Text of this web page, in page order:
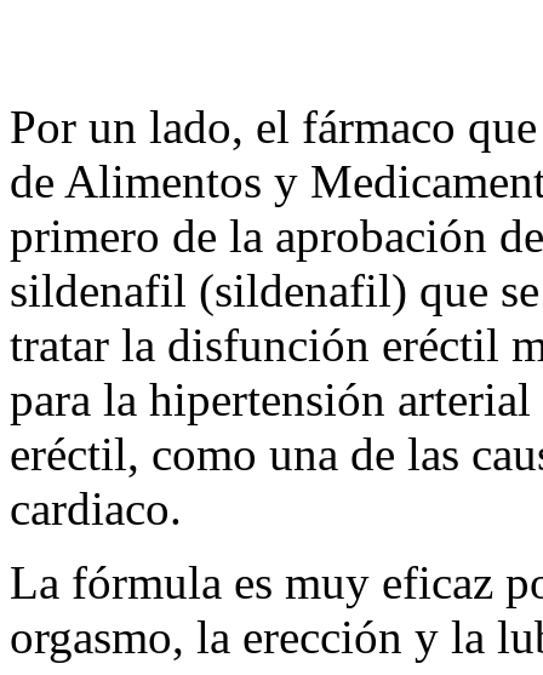
Por un lado, el fármaco
de Alimentos y
primero de la aprobación
sildenafil (sildenafil) que
tratar la disfunción eréctil
para la hipertensión
eréctil, como una de las
cardiaco.
La fórmula es muy eficaz
orgasmo, la erección y la